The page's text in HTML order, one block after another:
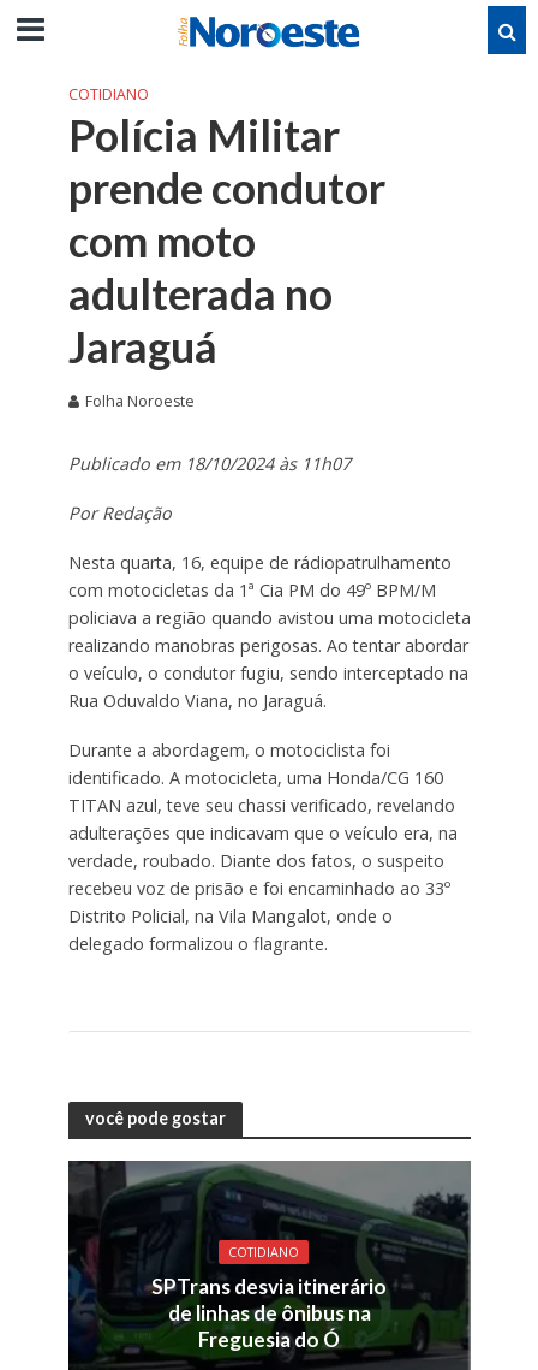
COTIDIANO
Polícia Militar
prende condutor
com moto
adulterada no
Jaraguá
Folha Noroeste
Publicado em 18/10/2024 às 11h07
Por Redação
Nesta quarta, 16, equipe de rádiopatrulhamento
com motocicletas da 1ª Cia PM do 49º BPM/M
policiava a região quando avistou uma motocicleta
realizando manobras perigosas. Ao tentar abordar
o veículo, o condutor fugiu, sendo interceptado na
Rua Oduvaldo Viana, no Jaraguá.
Durante a abordagem, o motociclista foi
identificado. A motocicleta, uma Honda/CG 160
TITAN azul, teve seu chassi verificado, revelando
adulterações que indicavam que o veículo era, na
verdade, roubado. Diante dos fatos, o suspeito
recebeu voz de prisão e foi encaminhado ao 33º
Distrito Policial, na Vila Mangalot, onde o
delegado formalizou o flagrante.
você pode gostar
COTIDIANO
SPTrans desvia itinerário
de linhas de ônibus na
Freguesia do Ó